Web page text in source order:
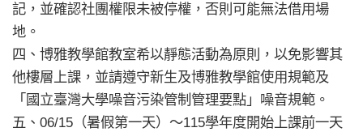
記，並確認社團權限未被停權，否則可能無法借用場
地。
四、博雅教學館教室希以靜態活動為原則，以免影響其
他樓層上課，並請遵守新生及博雅教學館使用規範及
「國立臺灣大學噪音污染管制管理要點」噪音規範。
五、06/15（暑假第一天）～115學年度開始上課前一天